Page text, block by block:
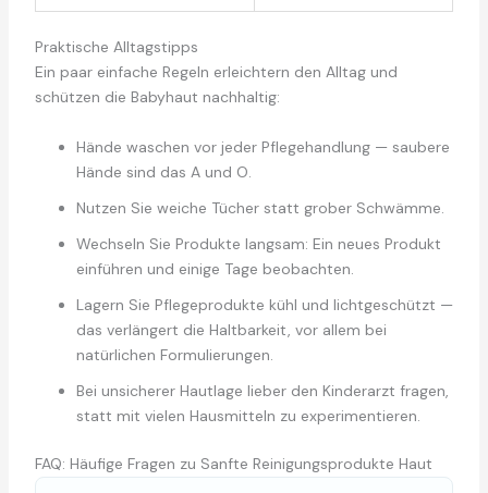
Praktische Alltagstipps
Ein paar einfache Regeln erleichtern den Alltag und
schützen die Babyhaut nachhaltig:
Hände waschen vor jeder Pflegehandlung — saubere
Hände sind das A und O.
Nutzen Sie weiche Tücher statt grober Schwämme.
Wechseln Sie Produkte langsam: Ein neues Produkt
einführen und einige Tage beobachten.
Lagern Sie Pflegeprodukte kühl und lichtgeschützt —
das verlängert die Haltbarkeit, vor allem bei
natürlichen Formulierungen.
Bei unsicherer Hautlage lieber den Kinderarzt fragen,
statt mit vielen Hausmitteln zu experimentieren.
FAQ: Häufige Fragen zu Sanfte Reinigungsprodukte Haut